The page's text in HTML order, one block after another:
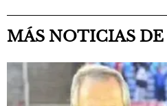
MÁS NOTICIAS DE